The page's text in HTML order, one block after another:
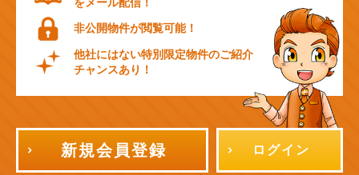
非公開物件が閲覧可能！
他社にはない特別限定物件のご紹介
チャンスあり！
新規会員登録 ログイン